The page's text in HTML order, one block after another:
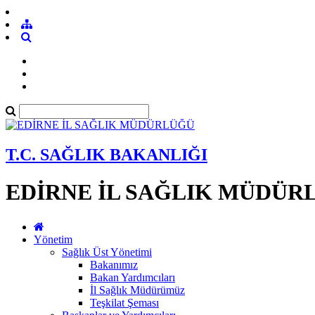
T.C. SAĞLIK BAKANLIĞI
EDİRNE İL SAĞLIK
Yönetim
Sağlık Üst Yönetimi
Bakanımız
Bakan Yardımcıları
İl Sağlık Müdürümüz
Teşkilat Şeması